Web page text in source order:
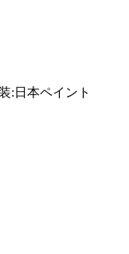
:日本ペイント